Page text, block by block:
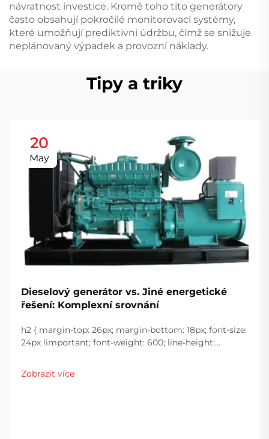
návratnost investice. Kromě toho tito generátory
často obsahují pokročilé monitorovací systémy,
které umožňují prediktivní údržbu, čímž se snižuje
neplánovaný výpadek a provozní náklady.
Tipy a triky
20
May
Dieselový generátor vs. Jiné energetické
řešení: Komplexní srovnání
h2 { margin-top: 26px; margin-bottom: 18px; font-size:
24px !important; font-weight: 600; line-height:
font-size: 20px !important; font-weight: 600; line-
Zobrazit více